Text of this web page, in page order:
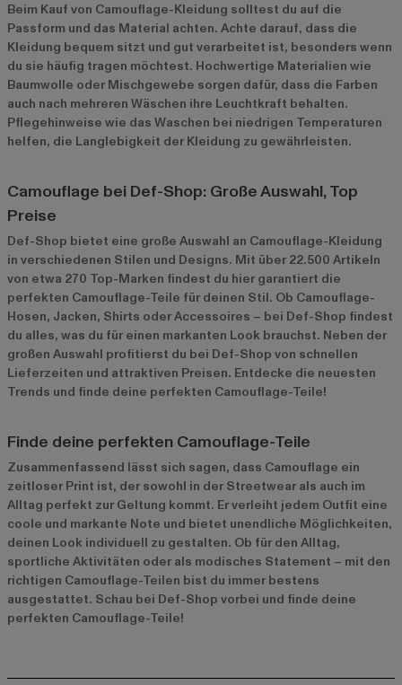
Beim Kauf von Camouflage-Kleidung solltest du auf die
Passform und das Material achten. Achte darauf, dass die
Kleidung bequem sitzt und gut verarbeitet ist, besonders wenn
du sie häufig tragen möchtest. Hochwertige Materialien wie
Baumwolle oder Mischgewebe sorgen dafür, dass die Farben
auch nach mehreren Wäschen ihre Leuchtkraft behalten.
Pflegehinweise wie das Waschen bei niedrigen Temperaturen
helfen, die Langlebigkeit der Kleidung zu gewährleisten.
Camouflage bei Def-Shop: Große Auswahl, Top
Preise
Def-Shop bietet eine große Auswahl an Camouflage-Kleidung
in verschiedenen Stilen und Designs. Mit über 22.500 Artikeln
von etwa 270 Top-Marken findest du hier garantiert die
perfekten Camouflage-Teile für deinen Stil. Ob Camouflage-
Hosen, Jacken, Shirts oder Accessoires – bei Def-Shop findest
du alles, was du für einen markanten Look brauchst. Neben der
großen Auswahl profitierst du bei Def-Shop von schnellen
Lieferzeiten und attraktiven Preisen. Entdecke die neuesten
Trends und finde deine perfekten Camouflage-Teile!
Finde deine perfekten Camouflage-Teile
Zusammenfassend lässt sich sagen, dass Camouflage ein
zeitloser Print ist, der sowohl in der Streetwear als auch im
Alltag perfekt zur Geltung kommt. Er verleiht jedem Outfit eine
coole und markante Note und bietet unendliche Möglichkeiten,
deinen Look individuell zu gestalten. Ob für den Alltag,
sportliche Aktivitäten oder als modisches Statement – mit den
richtigen Camouflage-Teilen bist du immer bestens
ausgestattet. Schau bei Def-Shop vorbei und finde deine
perfekten Camouflage-Teile!